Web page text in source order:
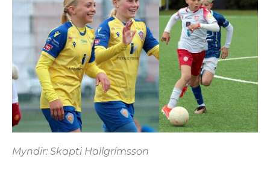
Myndir: Skapti Hallgrímsson